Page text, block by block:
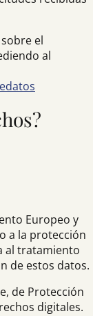
el
al
Europeo y
a la protección
al tratamiento
de estos datos.
de Protección
digitales.